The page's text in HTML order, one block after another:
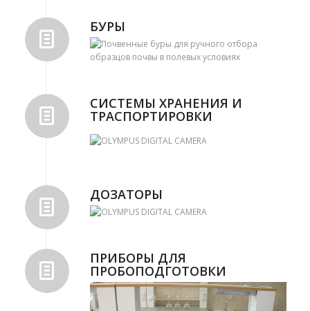
БУРЫ
СИСТЕМЫ ХРАНЕНИЯ И
ТРАСПОРТИРОВКИ
ДОЗАТОРЫ
ПРИБОРЫ ДЛЯ
ПРОБОПОДГОТОВКИ